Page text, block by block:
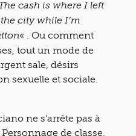
cash is where I left
city while I’m
« . Ou comment
tout un mode de
sale, désirs
sexuelle et sociale.
ne s’arrête pas à
de classe,